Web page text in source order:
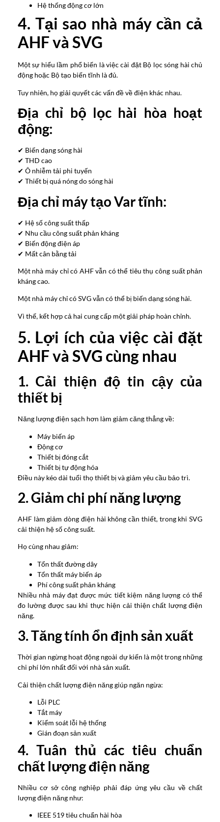
Hệ thống động cơ lớn
4. Tại sao nhà máy cần cả
AHF và SVG
Một sự hiểu lầm phổ biến là việc cài đặt Bộ lọc sóng hài chủ
động hoặc Bộ tạo biến tĩnh là đủ.
Tuy nhiên, họ giải quyết các vấn đề về điện khác nhau.
Địa chỉ bộ lọc hài hòa hoạt
động:
✔ Biến dạng sóng hài
✔ THD cao
✔ Ô nhiễm tải phi tuyến
✔ Thiết bị quá nóng do sóng hài
Địa chỉ máy tạo Var tĩnh:
✔ Hệ số công suất thấp
✔ Nhu cầu công suất phản kháng
✔ Biến động điện áp
✔ Mất cân bằng tải
Một nhà máy chỉ có AHF vẫn có thể tiêu thụ công suất phản
kháng cao.
Một nhà máy chỉ có SVG vẫn có thể bị biến dạng sóng hài.
Vì thế, kết hợp cả hai cung cấp một giải pháp hoàn chỉnh.
5. Lợi ích của việc cài đặt
AHF và SVG cùng nhau
1. Cải thiện độ tin cậy của
thiết bị
Năng lượng điện sạch hơn làm giảm căng thẳng về:
Máy biến áp
Động cơ
Thiết bị đóng cắt
Thiết bị tự động hóa
Điều này kéo dài tuổi thọ thiết bị và giảm yêu cầu bảo trì.
2. Giảm chi phí năng lượng
AHF làm giảm dòng điện hài không cần thiết, trong khi SVG
cải thiện hệ số công suất.
Họ cùng nhau giảm:
Tổn thất đường dây
Tổn thất máy biến áp
Phí công suất phản kháng
Nhiều nhà máy đạt được mức tiết kiệm năng lượng có thể
đo lường được sau khi thực hiện cải thiện chất lượng điện
năng.
3. Tăng tính ổn định sản xuất
Thời gian ngừng hoạt động ngoài dự kiến ​​là một trong những
chi phí lớn nhất đối với nhà sản xuất.
Cải thiện chất lượng điện năng giúp ngăn ngừa:
Lỗi PLC
Tắt máy
Kiểm soát lỗi hệ thống
Gián đoạn sản xuất
4. Tuân thủ các tiêu chuẩn
chất lượng điện năng
Nhiều cơ sở công nghiệp phải đáp ứng yêu cầu về chất
lượng điện năng như:
IEEE 519 tiêu chuẩn hài hòa